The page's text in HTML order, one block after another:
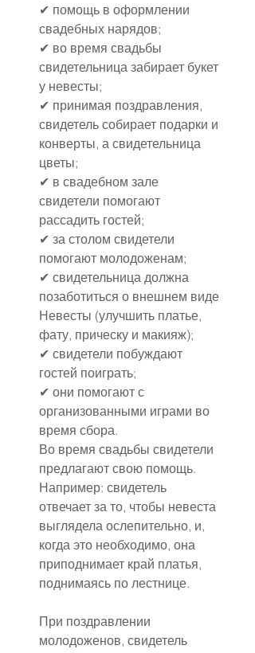
✔ помощь в оформлении
свадебных нарядов;
✔ во время свадьбы
свидетельница забирает букет
у невесты;
✔ принимая поздравления,
свидетель собирает подарки и
конверты, а свидетельница
цветы;
✔ в свадебном зале
свидетели помогают
рассадить гостей;
✔ за столом свидетели
помогают молодоженам;
✔ свидетельница должна
позаботиться о внешнем виде
Невесты (улучшить платье,
фату, прическу и макияж);
✔ свидетели побуждают
гостей поиграть;
✔ они помогают с
организованными играми во
время сбора.
Во время свадьбы свидетели
предлагают свою помощь.
Например: свидетель
отвечает за то, чтобы невеста
выглядела ослепительно, и,
когда это необходимо, она
приподнимает край платья,
поднимаясь по лестнице.
При поздравлении
молодоженов, свидетель